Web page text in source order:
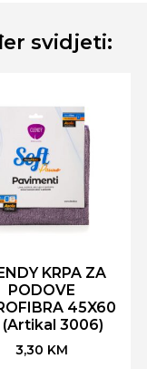
svidjeti:
KRPA ZA
PODOVE
45X60
(Artikal 3006)
3,30 KM